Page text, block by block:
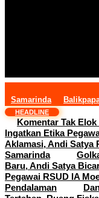
Samarinda
HEADLINE
Komentar Tak
Ingatkan Etika
Aklamasi, Andi Satya
Samarinda
Baru, Andi Satya
Pegawai RSUD IA
Pendalaman